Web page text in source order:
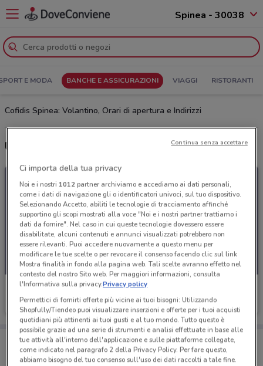
Spinea - 30038
E MODA BANCHE E ASSICURAZIONI VIAGGI RISTORANTI
Cofidis Spinea: Volantino, Orari di apertura e Indirizzi
Ultime offerte del volantino Cofidis
Cofidis
Scade il 28/01 4.9 km
Porta DoveConviene sempre con te!
Puoi trovare le migliori offerte dei negozi vicino a te,
salvarle e creare la tua lista del risparmio, comodamente
Ci importa della tua privacy
Noi e i nostri 1012partner archiviamo e accediamo ai dati personali,
come i dati di navigazione gli o identificatori univoci, sul tuo dispositivo.
Selezionando Accetto, abiliti le tecnologie di tracciamento affinché
supportino gli scopi mostrati alla voce "Noi e i nostri partner trattiamo i
dati da fornire". Nel caso in cui queste tecnologie dovessero essere
disabilitate, alcuni contenuti e annunci visualizzati potrebbero non
essere rilevanti. Puoi accedere nuovamente a questo menu per
modificare le tue scelte o per revocare il consenso facendo clic sul link
Mostra finalità in fondo alla pagina web. Tali scelte avranno effetto nel
contesto del nostro Sito web. Per maggiori informazioni, consulta
l'Informativa sulla privacy.Privacy policy
Permettici di fornirti offerte più vicine ai tuoi bisogni: Utilizzando
Shopfully/Tiendeo puoi visualizzare inserzioni e offerte per i tuoi acquisti
quotidiani più attinenti ai tuoi gusti e al tuo mondo. Tutto questo è
possibile grazie ad una serie di strumenti e analisi effettuate in base alle
tue attività all'interno dell'applicazione e sulle piattaforme collegate,
come indicato nel paragrafo 2 della Privacy Policy. Per fare questo,
abbiamo bisogno del tuo consenso sull'uso dei dati raccolti a tale fine.
Continua senza accettare